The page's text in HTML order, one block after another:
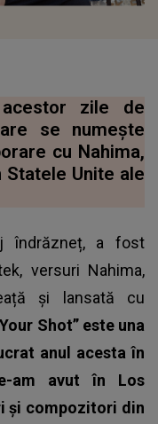
zile de
se numește
cu Nahima,
Unite ale
îndrăzneț, a fost
versuri Nahima,
și lansată cu
Shot” este una
anul acesta în
am avut în Los
și compozitori din